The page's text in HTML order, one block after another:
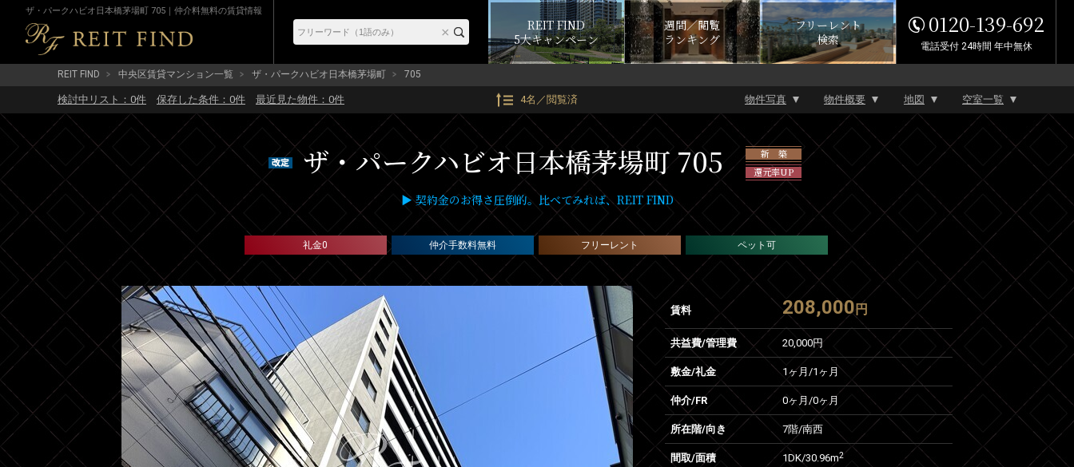
ザ・パークハビオ日本橋茅場町 705｜仲介料無料の賃貸情報
REIT FIND
5大キャンペーン
週間／閲覧
ランキング
フリーレント
検索
0120-139-692
電話受付 24時間 年中無休
REIT FIND 中央区賃貸マンション一覧 ザ・パークハビオ日本橋茅場町 705
検討中リスト： 0件 保存した条件： 0件 最近見た物件： 0件 4名／閲覧済 物件写真 物件概要 地図 空室一覧
ザ・パークハビオ日本橋茅場町 705
新 築
還元率UP
▶ 契約金のお得さ圧倒的。比べてみれば、REIT FIND
礼金0 仲介手数料無料 フリーレント ペット可
賃料 208,000 円
共益費/管理費 20,000円
敷金/礼金 1ヶ月 /1ヶ月
仲介/FR 0ヶ月/0ヶ月
所在階/向き 7階/南西
間取/面積 1DK/30.96m2